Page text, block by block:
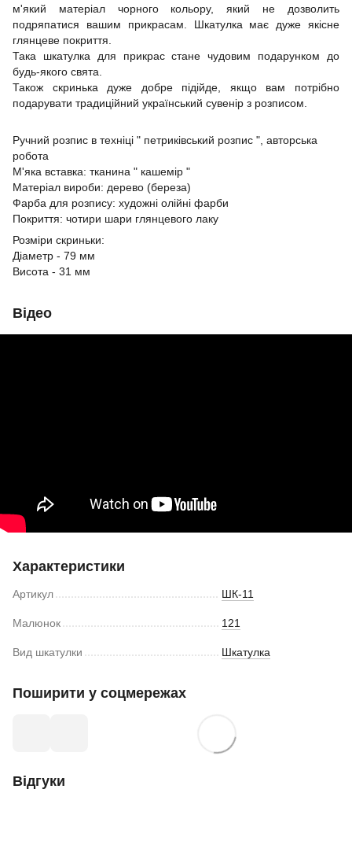
м'який матеріал чорного кольору, який не дозволить
подряпатися вашим прикрасам. Шкатулка має дуже якісне
глянцеве покриття.
Така шкатулка для прикрас стане чудовим подарунком до
будь-якого свята.
Також скринька дуже добре підійде, якщо вам потрібно
подарувати традиційний український сувенір з розписом.
Ручний розпис в техніці " петриківський розпис ", авторська
робота
М'яка вставка: тканина " кашемір "
Матеріал вироби: дерево (береза)
Фарба для розпису: художні олійні фарби
Покриття: чотири шари глянцевого лаку
Розміри скриньки:
Діаметр - 79 мм
Висота - 31 мм
Відео
Характеристики
Артикул ШК-11
Малюнок 121
Вид шкатулки Шкатулка
Поширити у соцмережах
Відгуки